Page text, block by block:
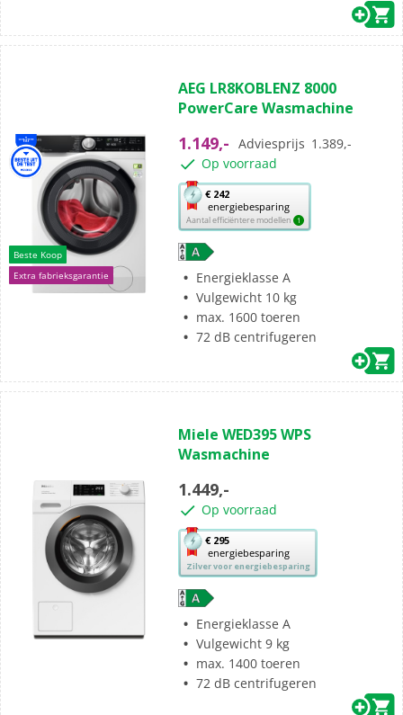
Beste Koop
Extra fabrieksgarantie
van
de
sterren.
45
beoordelingen
AEG LR8KOBLENZ 8000
PowerCare Wasmachine
1.149,- Adviesprijs 1.389,-
Op voorraad
€ 242
energiebesparing
Aantal efficiëntere modellen 1
Met
deze
knop
opent
Youreko’s
tool
voor
energiebesparing.
Energieklasse A
Vulgewicht 10 kg
max. 1600 toeren
72 dB centrifugeren
van
de
sterren.
1
beoordeling
Miele WED395 WPS
Wasmachine
1.449,-
Op voorraad
€ 295
energiebesparing
Zilver voor energiebesparing
Met
deze
knop
opent
Youreko’s
tool
voor
energiebesparing.
Energieklasse A
Vulgewicht 9 kg
max. 1400 toeren
72 dB centrifugeren